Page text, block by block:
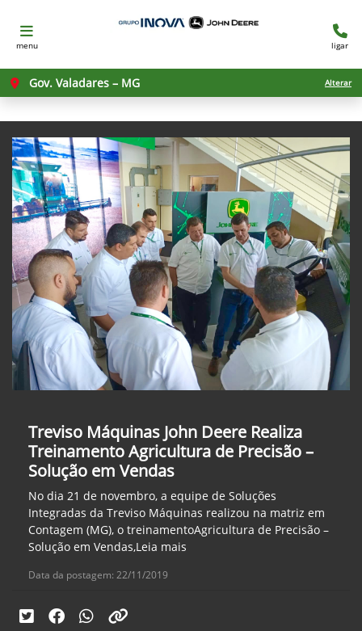
menu ligar
Gov. Valadares – MG Alterar
Treviso Máquinas John Deere Realiza
Treinamento Agricultura de Precisão –
Solução em Vendas
No dia 21 de novembro, a equipe de Soluções
Integradas da Treviso Máquinas realizou na matriz em
Contagem (MG), o treinamentoAgricultura de Precisão –
Solução em Vendas,Leia mais
Data da postagem: 22/11/2019